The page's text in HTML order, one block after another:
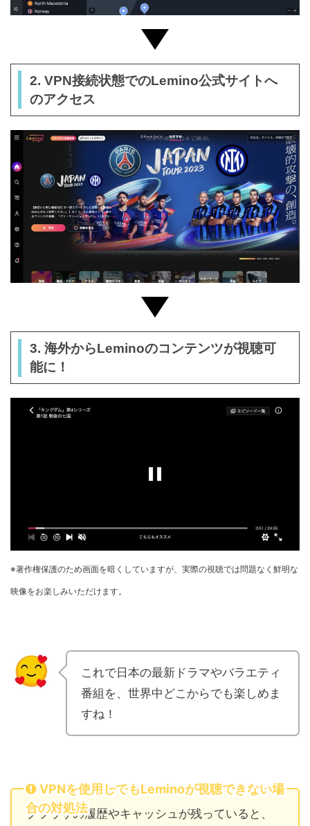
2. VPN接続状態でのLemino公式サイトへ
のアクセス
3. 海外からLeminoのコンテンツが視聴可
能に！
※著作権保護のため画面を暗くしていますが、実際の視聴では問題なく鮮明な
映像をお楽しみいただけます。
これで日本の最新ドラマやバラエティ
番組を、世界中どこからでも楽しめま
すね！
VPNを使用してもLeminoが視聴できない場
合の対処法
ブラウザの履歴やキャッシュが残っていると、